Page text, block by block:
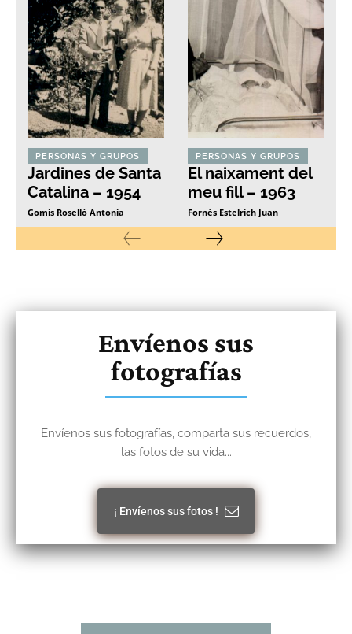
PERSONAS Y GRUPOS
Jardines de Santa
Catalina – 1954
Gomis Roselló Antonia
PERSONAS Y GRUPOS
El naixament del
meu fill – 1963
Fornés Estelrich Juan
Envíenos sus
fotografías
Envíenos sus fotografías, comparta sus recuerdos,
las fotos de su vida...
¡ Envíenos sus fotos !